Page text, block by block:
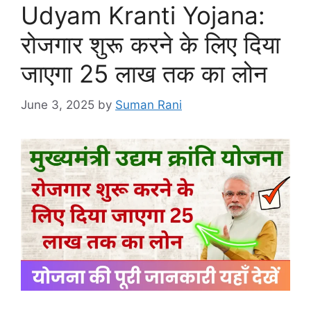
Udyam Kranti Yojana:
रोजगार शुरू करने के लिए दिया
जाएगा 25 लाख तक का लोन
June 3, 2025 by Suman Rani